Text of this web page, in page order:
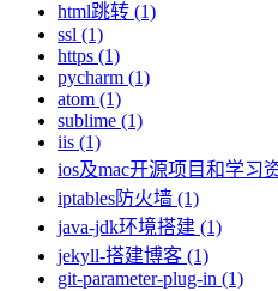
html跳转 (1)
ssl (1)
https (1)
pycharm (1)
atom (1)
sublime (1)
iis (1)
ios及mac开源项目和学习
iptables防火墙 (1)
java-jdk环境搭建 (1)
jekyll-搭建博客 (1)
git-parameter-plug-in (1)